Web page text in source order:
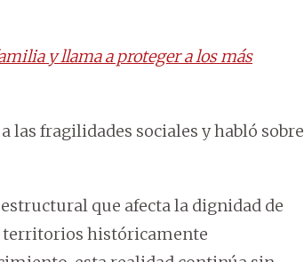
y llama a proteger a los más
fragilidades sociales y habló sobre
que afecta la dignidad de
territorios históricamente